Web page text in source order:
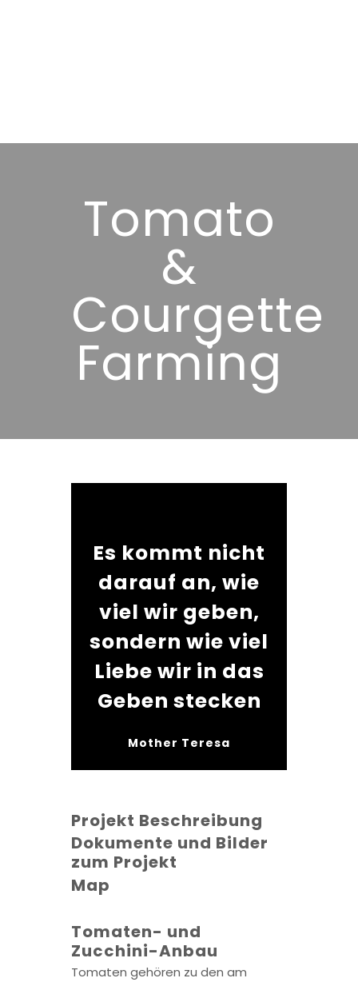
Tomato
&
Courgette
Farming
Es kommt nicht
darauf an, wie
viel wir geben,
sondern wie viel
Liebe wir in das
Geben stecken
Mother Teresa
Projekt Beschreibung
Dokumente und Bilder
zum Projekt
Map
Tomaten- und
Zucchini-Anbau
Tomaten gehören zu den am